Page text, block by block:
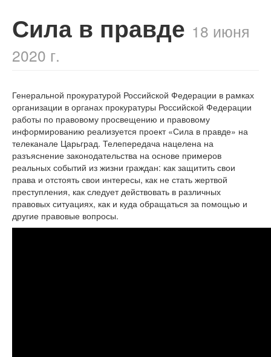
Сила в правде 18 июня
2020 г.
Генеральной прокуратурой Российской Федерации в рамках
организации в органах прокуратуры Российской Федерации
работы по правовому просвещению и правовому
информированию реализуется проект «Сила в правде» на
телеканале Царьград. Телепередача нацелена на
разъяснение законодательства на основе примеров
реальных событий из жизни граждан: как защитить свои
права и отстоять свои интересы, как не стать жертвой
преступления, как следует действовать в различных
правовых ситуациях, как и куда обращаться за помощью и
другие правовые вопросы.